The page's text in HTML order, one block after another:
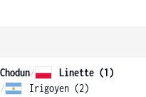
/
Linette (1)
/ Irigoyen (2)